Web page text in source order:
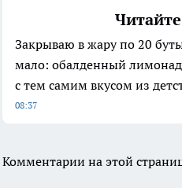
Закрываю в жару по 20
мало: обалденный
с тем самим вкусом из
08:37
Комментарии на этой